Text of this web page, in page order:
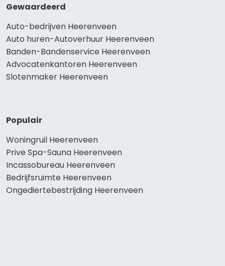
Gewaardeerd
Auto-bedrijven Heerenveen
Auto huren-Autoverhuur Heerenveen
Banden-Bandenservice Heerenveen
Advocatenkantoren Heerenveen
Slotenmaker Heerenveen
Populair
Woningruil Heerenveen
Prive Spa-Sauna Heerenveen
Incassobureau Heerenveen
Bedrijfsruimte Heerenveen
Ongediertebestrijding Heerenveen